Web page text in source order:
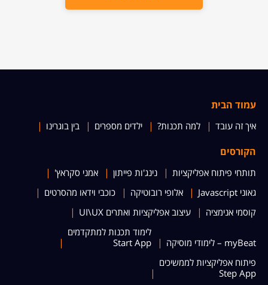
עמוד הבית
איך זה עובד למה תכנות? ילדים מספרים בין בוגרינו
הקורסים
תותחי פיתוח אפליקציות נינג'ות פייתון
אמני סקראץ'
גאוני Javascript
אלופי רובוטיקה
כוכבי וידאו מהסרטים
קוסמי אנימציה
עיצוב אפליקציות ואתרים UI\UX
myBeat – לימודי מוסיקה
לימוד תכנות למתקדמים
Start App
פיתוח אפליקציות לממשיכים
Step App